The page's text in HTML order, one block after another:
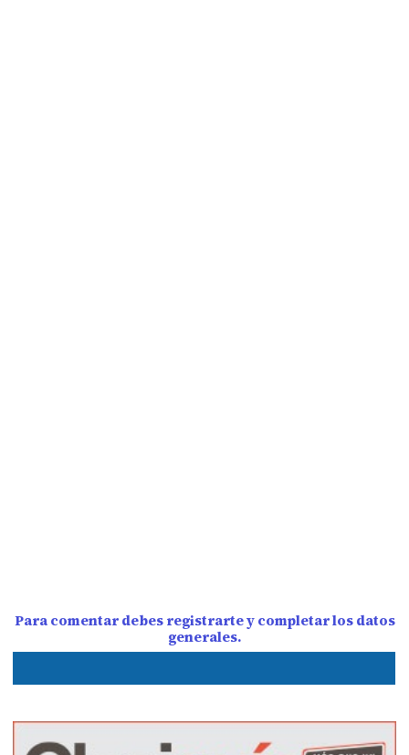
Para comentar debes registrarte y completar los datos
generales.